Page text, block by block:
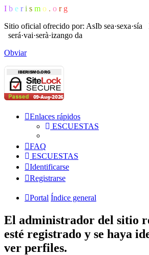
I b e r i s m o . o r g
Sitio oficial ofrecido por: AsIb
será·vai·serà·izango da
Obviar
Enlaces rápidos
ESCUESTAS
FAQ
ESCUESTAS
Identificarse
Registrarse
Portal Índice general
El administrador del sitio
esté registrado y se haya
ver perfiles.